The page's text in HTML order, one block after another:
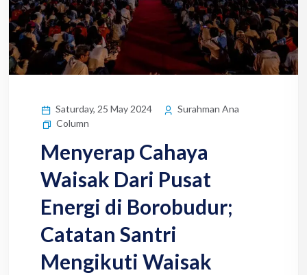
Saturday, 25 May 2024
Surahman Ana
Column
Menyerap Cahaya
Waisak Dari Pusat
Energi di Borobudur;
Catatan Santri
Mengikuti Waisak